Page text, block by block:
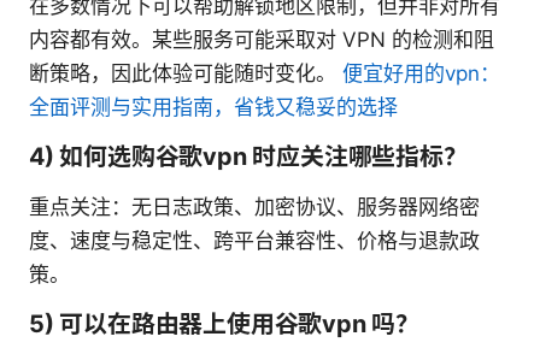
在多数情况下可以帮助解锁地区限制，但并非对所有
内容都有效。某些服务可能采取对 VPN 的检测和阻
断策略，因此体验可能随时变化。 便宜好用的vpn：
全面评测与实用指南，省钱又稳妥的选择
4) 如何选购谷歌vpn 时应关注哪些指标？
重点关注：无日志政策、加密协议、服务器网络密
度、速度与稳定性、跨平台兼容性、价格与退款政
策。
5) 可以在路由器上使用谷歌vpn 吗？